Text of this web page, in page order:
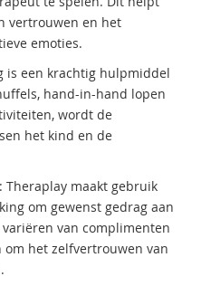
vertrouwen en het
emoties.
is een krachtig hulpmiddel
hand-in-hand lopen
wordt de
het kind en de
Theraplay maakt gebruik
om gewenst gedrag aan
van complimenten
het zelfvertrouwen van